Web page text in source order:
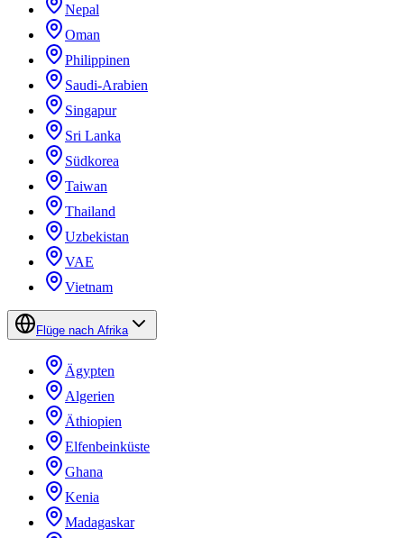
Nepal
Oman
Philippinen
Saudi-Arabien
Singapur
Sri Lanka
Südkorea
Taiwan
Thailand
Uzbekistan
VAE
Vietnam
Flüge nach Afrika
Ägypten
Algerien
Äthiopien
Elfenbeinküste
Ghana
Kenia
Madagaskar